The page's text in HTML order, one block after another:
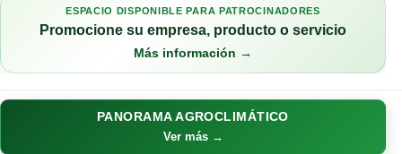
ESPACIO DISPONIBLE PARA PATROCINADORES
Promocione su empresa, producto o servicio
Más información →
PANORAMA AGROCLIMÁTICO
Ver más →